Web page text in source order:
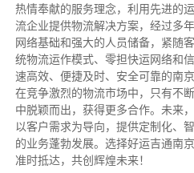
热情奉献的服务理念，利用先进的
流企业提供物流解决方案，经过多
网络基础和强大的人员储备，紧随
统物流运作模式、零担快运网络和
速高效、便捷及时、安全可靠的南
在竞争激烈的物流市场中，只有不
中脱颖而出，获得更多合作。 未来
以客户需求为导向，提供定制化、
的业务蓬勃发展。选择好运吉通南
准时抵达，共创辉煌未来！